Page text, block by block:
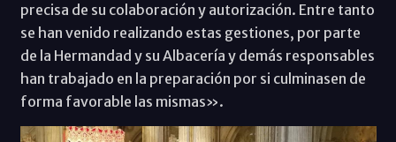
precisa de su colaboración y autorización. Entre tanto
se han venido realizando estas gestiones, por parte
de la Hermandad y su Albacería y demás responsables
han trabajado en la preparación por si culminasen de
forma favorable las mismas».